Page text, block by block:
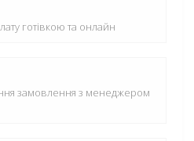
готівкою та онлайн
замовлення з менеджером